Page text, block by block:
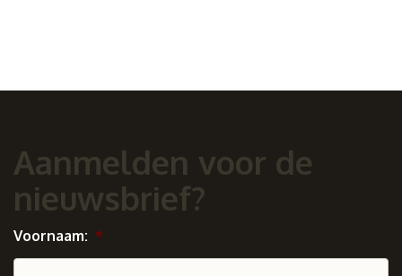
Aanmelden voor de
nieuwsbrief?
Voornaam: *